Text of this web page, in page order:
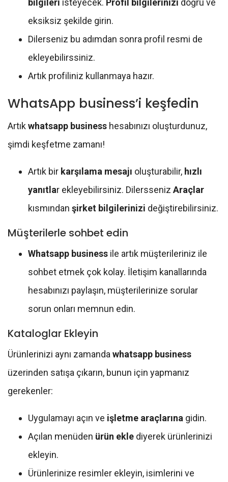
eksiksiz şekilde girin.
Dilerseniz bu adımdan sonra profil resmi de
ekleyebilirssiniz.
Artık profiliniz kullanmaya hazır.
WhatsApp business’i keşfedin
Artıkwhatsapp business hesabınızı oluşturdunuz,
şimdi keşfetme zamanı!
Artık bir karşılama mesajı oluşturabilir, hızlı
yanıtlar ekleyebilirsiniz. Dilersseniz Araçlar
kısmından şirket bilgilerinizi değiştirebilirsiniz.
Müşterilerle sohbet edin
Whatsapp business ile artık müşterileriniz ile
sohbet etmek çok kolay. İletişim kanallarında
hesabınızı paylaşın, müşterilerinize sorular
sorun onları memnun edin.
Kataloglar Ekleyin
Ürünlerinizi aynı zamanda whatsapp business
üzerinden satışa çıkarın, bunun için yapmanız
gerekenler:
Uygulamayı açın ve işletme araçlarına gidin.
Açılan menüden ürün ekle diyerek ürünlerinizi
ekleyin.
Ürünlerinize resimler ekleyin, isimlerini ve